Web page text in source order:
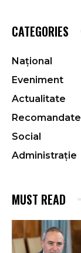
CATEGORIES
Național
Eveniment
Actualitate
Recomandate
Social
Administrație
MUST READ